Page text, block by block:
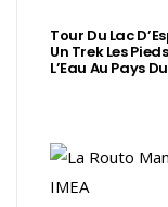
Tour Du Lac
Un Trek Les
L’Eau Au Pays